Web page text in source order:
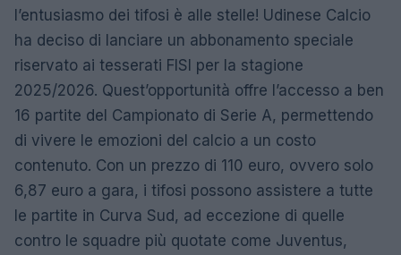
l’entusiasmo dei tifosi è alle stelle! Udinese Calcio
ha deciso di lanciare un abbonamento speciale
riservato ai tesserati FISI per la stagione
2025/2026. Quest’opportunità offre l’accesso a ben
16 partite del Campionato di Serie A, permettendo
di vivere le emozioni del calcio a un costo
contenuto. Con un prezzo di 110 euro, ovvero solo
6,87 euro a gara, i tifosi possono assistere a tutte
le partite in Curva Sud, ad eccezione di quelle
contro le squadre più quotate come Juventus,